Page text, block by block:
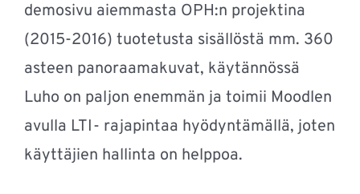
demosivu aiemmasta OPH:n projektina
(2015-2016) tuotetusta sisällöstä mm. 360
asteen panoraamakuvat, käytännössä
Luho on paljon enemmän ja toimii Moodlen
avulla LTI- rajapintaa hyödyntämällä, joten
käyttäjien hallinta on helppoa.